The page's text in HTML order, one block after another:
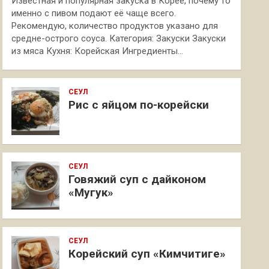
именно с пивом подают её чаще всего.
Рекомендую, количество продуктов указано для
средне-острого соуса. Категория: Закуски Закуски
из мяса Кухня: Корейская Ингредиенты…
СЕУЛ
Рис с яйцом по-корейски
СЕУЛ
Говяжий суп с дайконом
«Мугук»
СЕУЛ
Корейский суп «Кимчитиге»